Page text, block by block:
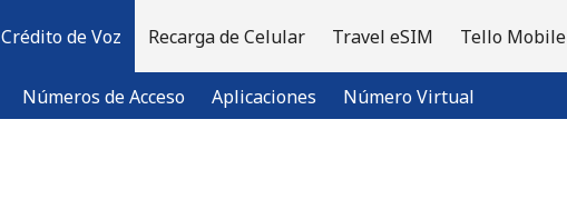
Crédito de Voz
Números de Acceso Aplicaciones Número Virtual
Recarga de Celular Travel eSIM Tello Mobile